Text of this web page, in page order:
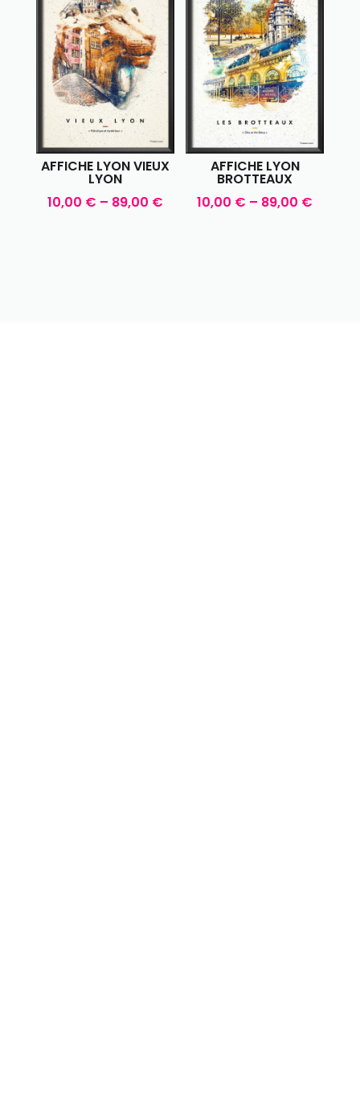
AFFICHE LYON VIEUX
LYON
10,00 € – 89,00 €
AFFICHE LYON
BROTTEAUX
10,00 € – 89,00 €